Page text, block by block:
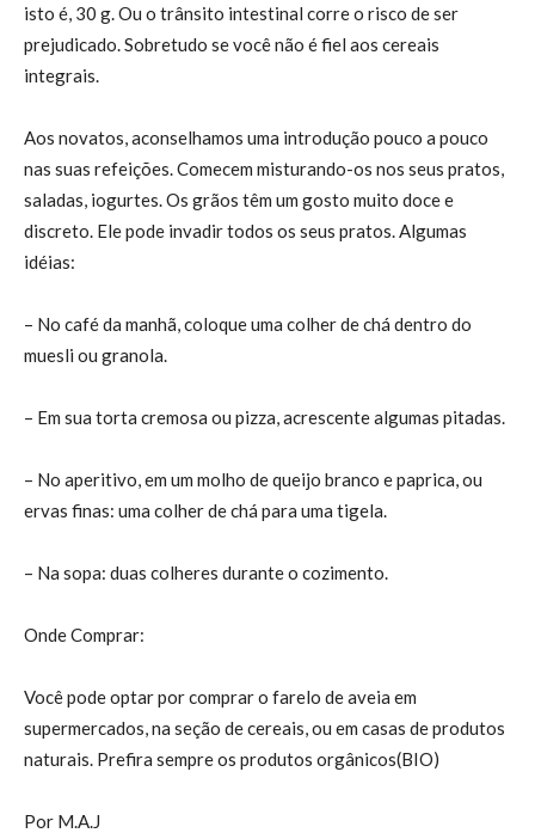
isto é, 30 g. Ou o trânsito intestinal corre o risco de ser
prejudicado. Sobretudo se você não é fiel aos cereais
integrais.
Aos novatos, aconselhamos uma introdução pouco a pouco
nas suas refeições. Comecem misturando-os nos seus pratos,
saladas, iogurtes. Os grãos têm um gosto muito doce e
discreto. Ele pode invadir todos os seus pratos. Algumas
idéias:
– No café da manhã, coloque uma colher de chá dentro do
muesli ou granola.
– Em sua torta cremosa ou pizza, acrescente algumas pitadas.
– No aperitivo, em um molho de queijo branco e paprica, ou
ervas finas: uma colher de chá para uma tigela.
– Na sopa: duas colheres durante o cozimento.
Onde Comprar:
Você pode optar por comprar o farelo de aveia em
supermercados, na seção de cereais, ou em casas de produtos
naturais. Prefira sempre os produtos orgânicos(BIO)
Por M.A.J